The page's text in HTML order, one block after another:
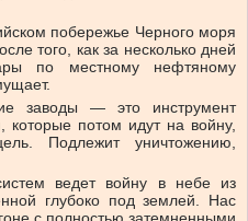
побережье Черного моря
того, как за несколько дней
по местному нефтяному
заводы — это инструмент
которые потом идут на войну,
Подлежит уничтожению,
ведет войну в небе из
глубоко под землей. Нас